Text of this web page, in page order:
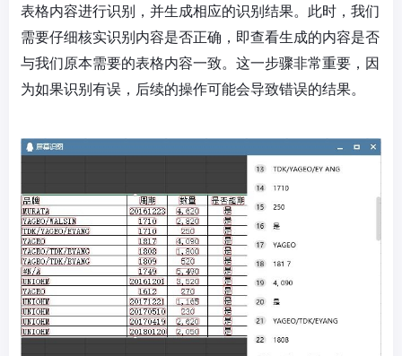
表格内容进行识别，并生成相应的识别结果。此时，我们
需要仔细核实识别内容是否正确，即查看生成的内容是否
与我们原本需要的表格内容一致。这一步骤非常重要，因
为如果识别有误，后续的操作可能会导致错误的结果。